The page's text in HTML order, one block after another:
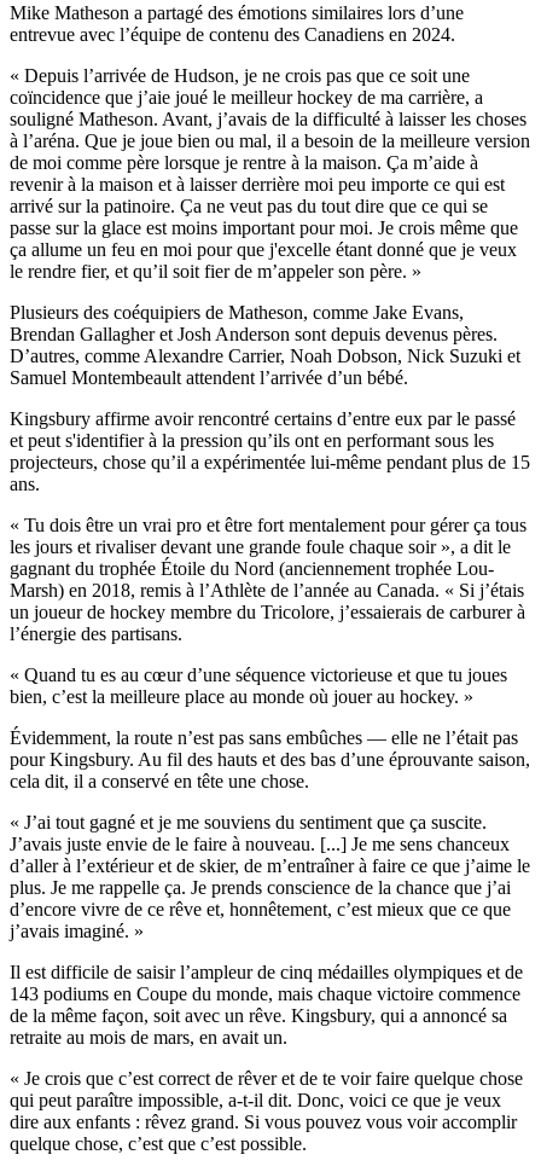
Mike Matheson a partagé des émotions similaires lors d’une
entrevue avec l’équipe de contenu des Canadiens en 2024.
« Depuis l’arrivée de Hudson, je ne crois pas que ce soit une
coïncidence que j’aie joué le meilleur hockey de ma carrière, a
souligné Matheson. Avant, j’avais de la difficulté à laisser les choses
à l’aréna. Que je joue bien ou mal, il a besoin de la meilleure version
de moi comme père lorsque je rentre à la maison. Ça m’aide à
revenir à la maison et à laisser derrière moi peu importe ce qui est
arrivé sur la patinoire. Ça ne veut pas du tout dire que ce qui se
passe sur la glace est moins important pour moi. Je crois même que
ça allume un feu en moi pour que j'excelle étant donné que je veux
le rendre fier, et qu’il soit fier de m’appeler son père. »
Plusieurs des coéquipiers de Matheson, comme Jake Evans,
Brendan Gallagher et Josh Anderson sont depuis devenus pères.
D’autres, comme Alexandre Carrier, Noah Dobson, Nick Suzuki et
Samuel Montembeault attendent l’arrivée d’un bébé.
Kingsbury affirme avoir rencontré certains d’entre eux par le passé
et peut s'identifier à la pression qu’ils ont en performant sous les
projecteurs, chose qu’il a expérimentée lui-même pendant plus de 15
ans.
« Tu dois être un vrai pro et être fort mentalement pour gérer ça tous
les jours et rivaliser devant une grande foule chaque soir », a dit le
gagnant du trophée Étoile du Nord (anciennement trophée Lou-
Marsh) en 2018, remis à l’Athlète de l’année au Canada. « Si j’étais
un joueur de hockey membre du Tricolore, j’essaierais de carburer à
l’énergie des partisans.
« Quand tu es au cœur d’une séquence victorieuse et que tu joues
bien, c’est la meilleure place au monde où jouer au hockey. »
Évidemment, la route n’est pas sans embûches — elle ne l’était pas
pour Kingsbury. Au fil des hauts et des bas d’une éprouvante saison,
cela dit, il a conservé en tête une chose.
« J’ai tout gagné et je me souviens du sentiment que ça suscite.
J’avais juste envie de le faire à nouveau. [...] Je me sens chanceux
d’aller à l’extérieur et de skier, de m’entraîner à faire ce que j’aime le
plus. Je me rappelle ça. Je prends conscience de la chance que j’ai
d’encore vivre de ce rêve et, honnêtement, c’est mieux que ce que
j’avais imaginé. »
Il est difficile de saisir l’ampleur de cinq médailles olympiques et de
143 podiums en Coupe du monde, mais chaque victoire commence
de la même façon, soit avec un rêve. Kingsbury, qui a annoncé sa
retraite au mois de mars, en avait un.
« Je crois que c’est correct de rêver et de te voir faire quelque chose
qui peut paraître impossible, a-t-il dit. Donc, voici ce que je veux
dire aux enfants : rêvez grand. Si vous pouvez vous voir accomplir
quelque chose, c’est que c’est possible.